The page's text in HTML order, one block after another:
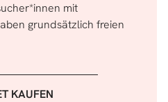
mit
grundsätzlich freien
KAUFEN